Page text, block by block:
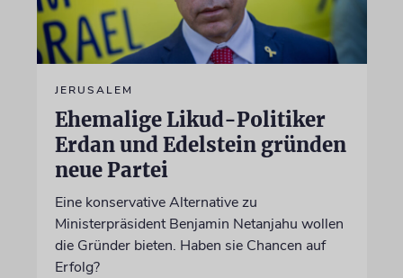
JERUSALEM
Ehemalige Likud-Politiker
Erdan und Edelstein gründen
neue Partei
Eine konservative Alternative zu
Ministerpräsident Benjamin Netanjahu wollen
die Gründer bieten. Haben sie Chancen auf
Erfolg?